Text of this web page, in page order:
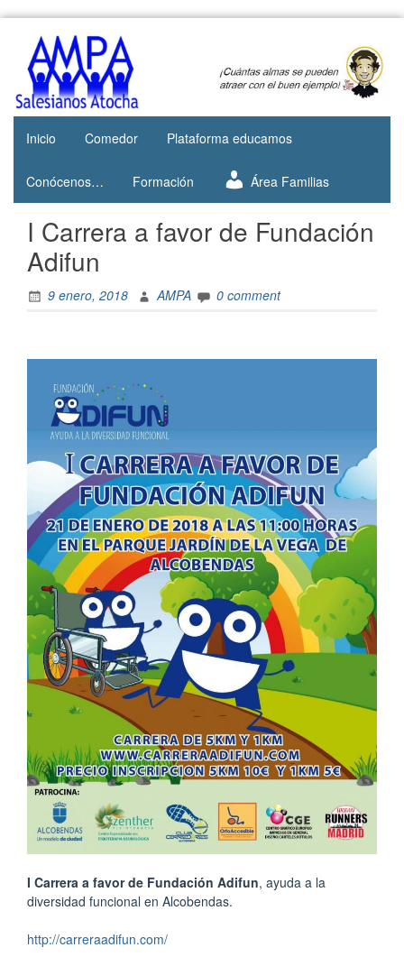
contentAMPA
Salesianos
Atocha
Web del
AMPA del
Colegio
Salesianos
de Atocha
Inicio
Comedor Plataforma educamos
Conócenos… Formación Área Familias
I Carrera a favor de Fundación
Adifun
9 enero, 2018 AMPA 0 comment
I Carrera a favor de Fundación Adifun, ayuda a la
diversidad funcional en Alcobendas.
http://carreraadifun.com/